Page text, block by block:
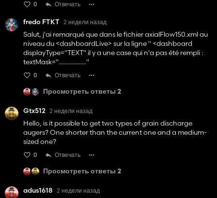
0 Отвечать
fredo FTKT 2 недели назад
Salut, j'ai remarqué que dans le fichier axialFlow150.xml au
niveau du <dashboardLive> sur la ligne " <dashboard
displayType="TEXT" il y a une case qui n'a pas été rempli :
textMask="..................."
0 Отвечать
Просмотреть ответы 2
Gtx512 2 недели назад
Hello, is it possible to get two types of grain discharge
augers? One shorter than the current one and a medium-
sized one?
0 Отвечать
Просмотреть ответы 2
adus1618 2 недели назад